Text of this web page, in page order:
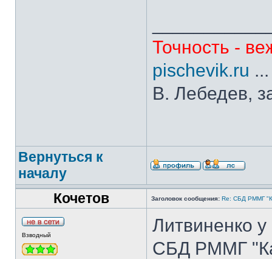
Точность -
pischevik.ru
В. Лебедев,
Вернуться к
началу
Кочетов
Заголовок сообщения: Re: СБД РММГ
Взводный
Литвиненко
СБД РММГ